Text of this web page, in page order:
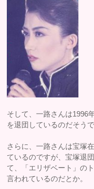
そして、一路さんは1996
を退団しているのだそうで
さらに、一路さんは宝塚
ているのですが、宝塚退
て、「エリザベート」の
言われているのだとか。